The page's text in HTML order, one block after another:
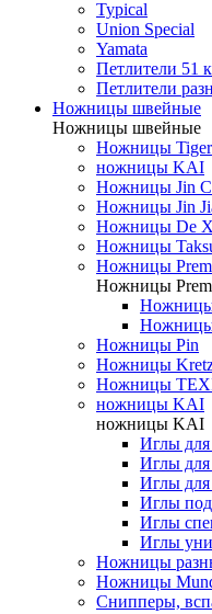
Typical
Union Special
Yamata
Петлители 51
Петлители
Ножницы швейные
Ножницы швейные
Ножницы Tiger
ножницы KAI
Ножницы Jin
Ножницы Jin
Ножницы De
Ножницы
Ножницы
Ножницы
Ножницы
Ножницы Pin
Ножницы
Ножницы
ножницы KAI
ножницы KAI
Иглы
Иглы для
Иглы
Иглы
Иглы
Иглы
Ножницы
Ножницы
Снипперы,